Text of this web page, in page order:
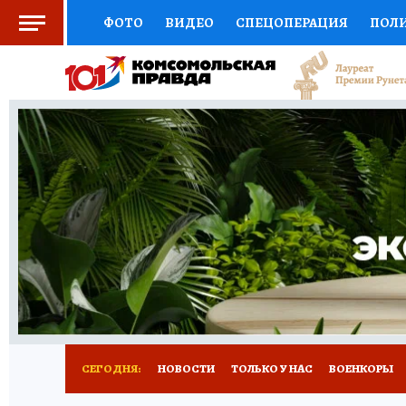
ФОТО ВИДЕО СПЕЦОПЕРАЦИЯ
СОЦПОДДЕРЖКА НАУКА СПОРТ
ВЫБОР ЭКСПЕРТОВ ДОКТОР
КНИЖНАЯ ПОЛКА ПРОГНОЗЫ НА СПОРТ
ПРЕСС-ЦЕНТР НЕДВИЖИМОСТЬ
РАДИО КП РЕКЛАМА ТЕСТЫ НОВОЕ
СЕГОДНЯ: НОВОСТИ ТОЛЬКО У НАС ВОЕНКОРЫ